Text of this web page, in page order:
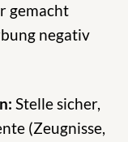
gemacht
negativ
Stelle sicher,
(Zeugnisse,